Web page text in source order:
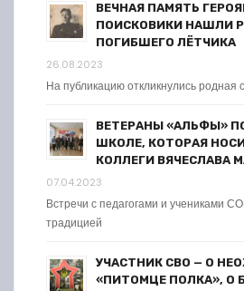
ВЕЧНАЯ ПАМЯТЬ
ПОИСКОВИКИ НАШЛИ
ПОГИБШЕГО ЛЁТЧИКА
26.08.2023
На публикацию откликнулись родная
ВЕТЕРАНЫ «АЛЬФЫ»
ШКОЛЕ, КОТОРАЯ
КОЛЛЕГИ ВЯЧЕСЛАВА
07.04.2023
Встречи с педагогами и учениками
традицией
УЧАСТНИК СВО — О
«ПИТОМЦЕ ПОЛКА», О